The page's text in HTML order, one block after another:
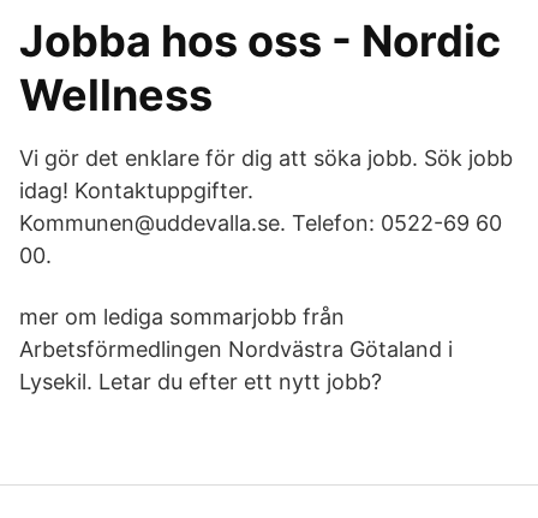
Jobba hos oss - Nordic
Wellness
Vi gör det enklare för dig att söka jobb. Sök jobb
idag! Kontaktuppgifter.
Kommunen@uddevalla.se. Telefon: 0522-69 60
00.
mer om lediga sommarjobb från
Arbetsförmedlingen Nordvästra Götaland i
Lysekil. Letar du efter ett nytt jobb?